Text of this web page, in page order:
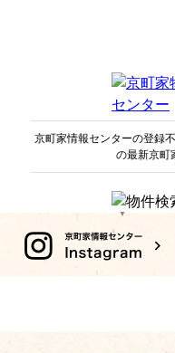
京町家情報センターの登録
の最新京町